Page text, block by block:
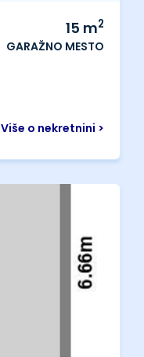
15 m2
GARAŽNO MESTO
Više o nekretnini >